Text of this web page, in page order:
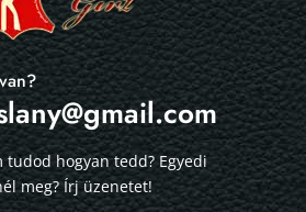
tudod hogyan tedd? Egyedi
meg? Írj üzenetet!